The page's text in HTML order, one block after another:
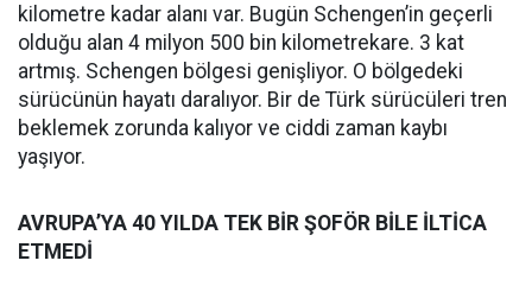
kilometre kadar alanı var. Bugün Schengen’in geçerli
olduğu alan 4 milyon 500 bin kilometrekare. 3 kat
artmış. Schengen bölgesi genişliyor. O bölgedeki
sürücünün hayatı daralıyor. Bir de Türk sürücüleri tren
beklemek zorunda kalıyor ve ciddi zaman kaybı
yaşıyor.
AVRUPA’YA 40 YILDA TEK BİR ŞOFÖR BİLE İLTİCA
ETMEDİ